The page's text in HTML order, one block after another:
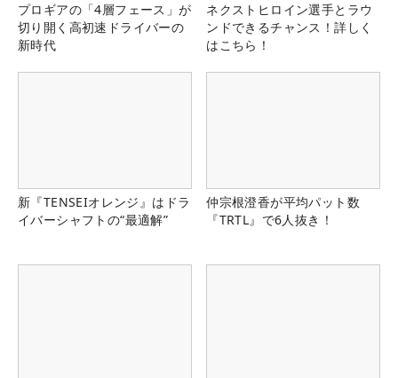
プロギアの「4層フェース」が
切り開く高初速ドライバーの
新時代
ネクストヒロイン選手とラウ
ンドできるチャンス！詳しく
はこちら！
新『TENSEIオレンジ』はドラ
イバーシャフトの“最適解”
仲宗根澄香が平均パット数
『TRTL』で6人抜き！